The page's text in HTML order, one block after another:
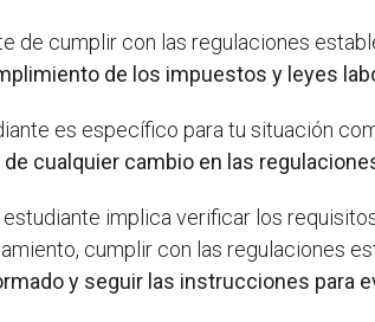
de cumplir con las regulaciones
de los impuestos y leyes
es específico para tu situación
cualquier cambio en las
implica verificar los
cumplir con las regulaciones
y seguir las instrucciones para